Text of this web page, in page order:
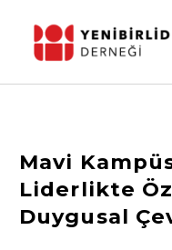
Mavi
Liderlikte Öz
Duygusal